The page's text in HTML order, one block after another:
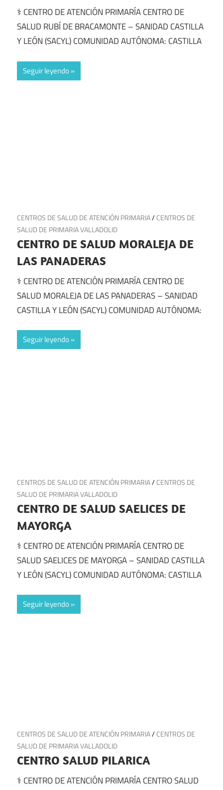
⚕️ CENTRO DE ATENCIÓN PRIMARÍA CENTRO DE
SALUD RUBÍ DE BRACAMONTE – SANIDAD CASTILLA
Y LEÓN (SACYL) COMUNIDAD AUTÓNOMA: CASTILLA
Seguir leyendo
12 de julio de 2025
CENTROS DE SALUD DE ATENCIÓN PRIMARIA/CENTROS DE
SALUD DE PRIMARIA VALLADOLID
CENTRO DE SALUD MORALEJA DE
LAS PANADERAS
⚕️ CENTRO DE ATENCIÓN PRIMARÍA CENTRO DE
SALUD MORALEJA DE LAS PANADERAS – SANIDAD
CASTILLA Y LEÓN (SACYL) COMUNIDAD AUTÓNOMA:
Seguir leyendo
12 de julio de 2025
CENTROS DE SALUD DE ATENCIÓN PRIMARIA/CENTROS DE
SALUD DE PRIMARIA VALLADOLID
CENTRO DE SALUD SAELICES DE
MAYORGA
⚕️ CENTRO DE ATENCIÓN PRIMARÍA CENTRO DE
SALUD SAELICES DE MAYORGA – SANIDAD CASTILLA
Y LEÓN (SACYL) COMUNIDAD AUTÓNOMA: CASTILLA
Seguir leyendo
11 de julio de 2025
CENTROS DE SALUD DE ATENCIÓN PRIMARIA/CENTROS DE
SALUD DE PRIMARIA VALLADOLID
CENTRO SALUD PILARICA
⚕️ CENTRO DE ATENCIÓN PRIMARÍA CENTRO SALUD